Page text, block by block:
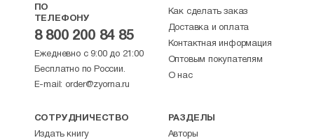
ПО
ТЕЛЕФОНУ
8 800 200 84 85
Ежедневно с 9:00 до 21:00
Бесплатно по России.
E-mail: order@zyorna.ru
Как сделать заказ
Доставка и оплата
Контактная информация
Оптовым покупателям
О нас
СОТРУДНИЧЕСТВО
Издать книгу
РАЗДЕЛЫ
Авторы